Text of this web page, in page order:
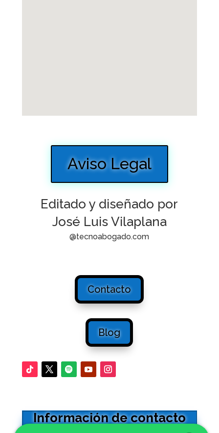
Aviso Legal
Editado y diseñado por
José Luis Vilaplana
@tecnoabogado.com
Contacto
Blog
Información de contacto